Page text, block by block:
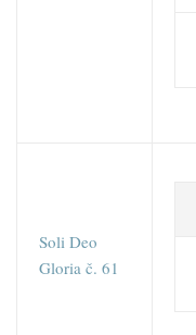
Soli Deo
Gloria č. 61